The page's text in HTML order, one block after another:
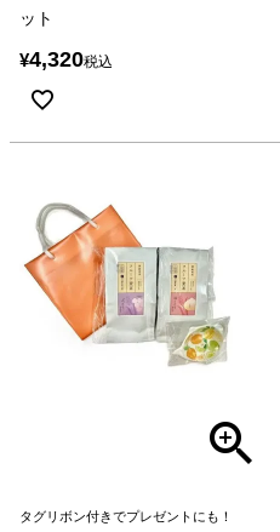
ット
¥4,320税込
タグリボン付きでプレゼントにも！